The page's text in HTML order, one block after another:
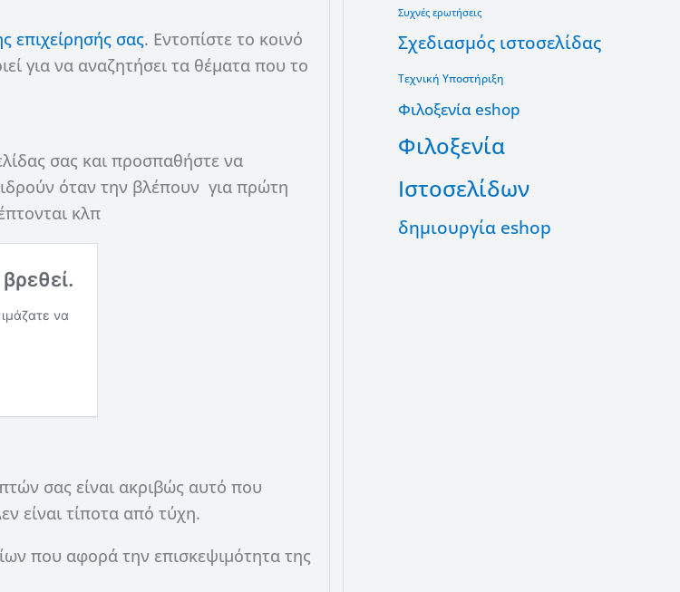
επιχείρησής σας. Εντοπίστε το κοινό
για να αναζητήσει τα θέματα που το
σας και προσπαθήστε να
όταν την βλέπουν για πρώτη
κλπ
σας είναι ακριβώς αυτό που
είναι τίποτα από τύχη.
που αφορά την επισκεψιμότητα της
Συχνές ερωτήσεις
Σχεδιασμός ιστοσελίδας
Τεχνική Υποστήριξη
Φιλοξενία eshop
Φιλοξενία
Ιστοσελίδων
δημιουργία eshop